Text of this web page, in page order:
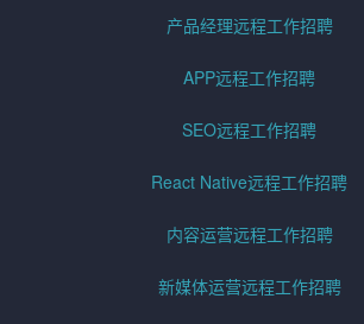
产品经理远程工作招聘
APP远程工作招聘
SEO远程工作招聘
React Native远程工作招聘
内容运营远程工作招聘
新媒体运营远程工作招聘